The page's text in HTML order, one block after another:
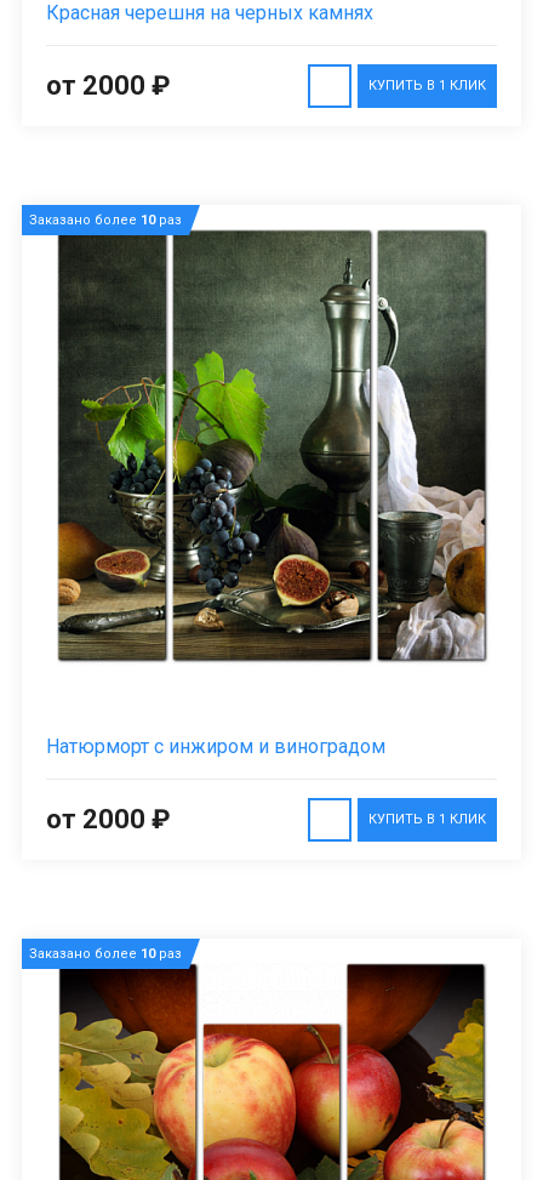
Красная черешня на черных камнях
КУПИТЬ В 1 КЛИК
от 2000 ₽
Заказано более 10раз
Натюрморт с инжиром и виноградом
КУПИТЬ В 1 КЛИК
от 2000 ₽
Заказано более 10раз